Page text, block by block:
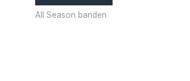
All Season banden